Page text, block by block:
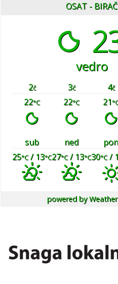
OSAT - BIRAČ
vedro
2č 3č 4č
22°C 22°C 21
sub ned pon
25°C/ 13°C27°C/ 13°C30°C/
powered by